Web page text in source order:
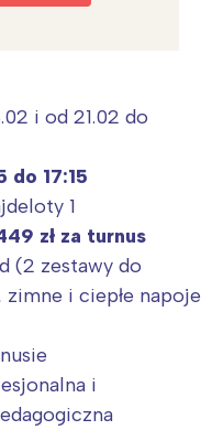
i od 21.02 do
do 17:15
1
zł za turnus
(2 zestawy do
i ciepłe napoje
i